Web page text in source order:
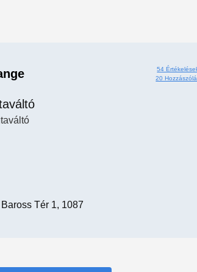
54
20
Tér 1, 1087